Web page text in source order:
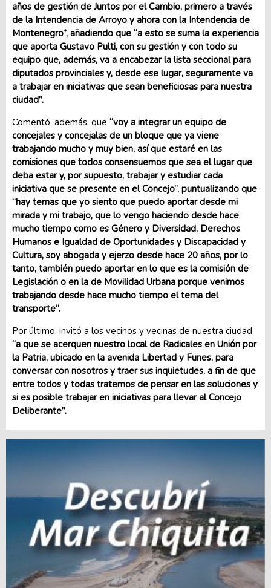
años de gestión de Juntos por el Cambio, primero a través
de la Intendencia de Arroyo y ahora con la Intendencia de
Montenegro”, añadiendo que “a esto se suma la experiencia
que aporta Gustavo Pulti, con su gestión y con todo su
equipo que, además, va a encabezar la lista seccional para
diputados provinciales y, desde ese lugar, seguramente va
a trabajar en iniciativas que sean beneficiosas para nuestra
ciudad”.
Comentó, además, que “voy a integrar un equipo de
concejales y concejalas de un bloque que ya viene
trabajando mucho y muy bien, así que estaré en las
comisiones que todos consensuemos que sea el lugar que
deba estar y, por supuesto, trabajar y estudiar cada
iniciativa que se presente en el Concejo”, puntualizando que
“hay temas que yo siento que puedo aportar desde mi
mirada y mi trabajo, que lo vengo haciendo desde hace
mucho tiempo como es Género y Diversidad, Derechos
Humanos e Igualdad de Oportunidades y Discapacidad y
Cultura, soy abogada y ejerzo desde hace 20 años, por lo
tanto, también puedo aportar en lo que es la comisión de
Legislación o en la de Movilidad Urbana porque venimos
trabajando desde hace mucho tiempo el tema del
transporte”.
Por último, invitó a los vecinos y vecinas de nuestra ciudad
“a que se acerquen nuestro local de Radicales en Unión por
la Patria, ubicado en la avenida Libertad y Funes, para
conversar con nosotros y traer sus inquietudes, a fin de que
entre todos y todas tratemos de pensar en las soluciones y
si es posible trabajar en iniciativas para llevar al Concejo
Deliberante”.